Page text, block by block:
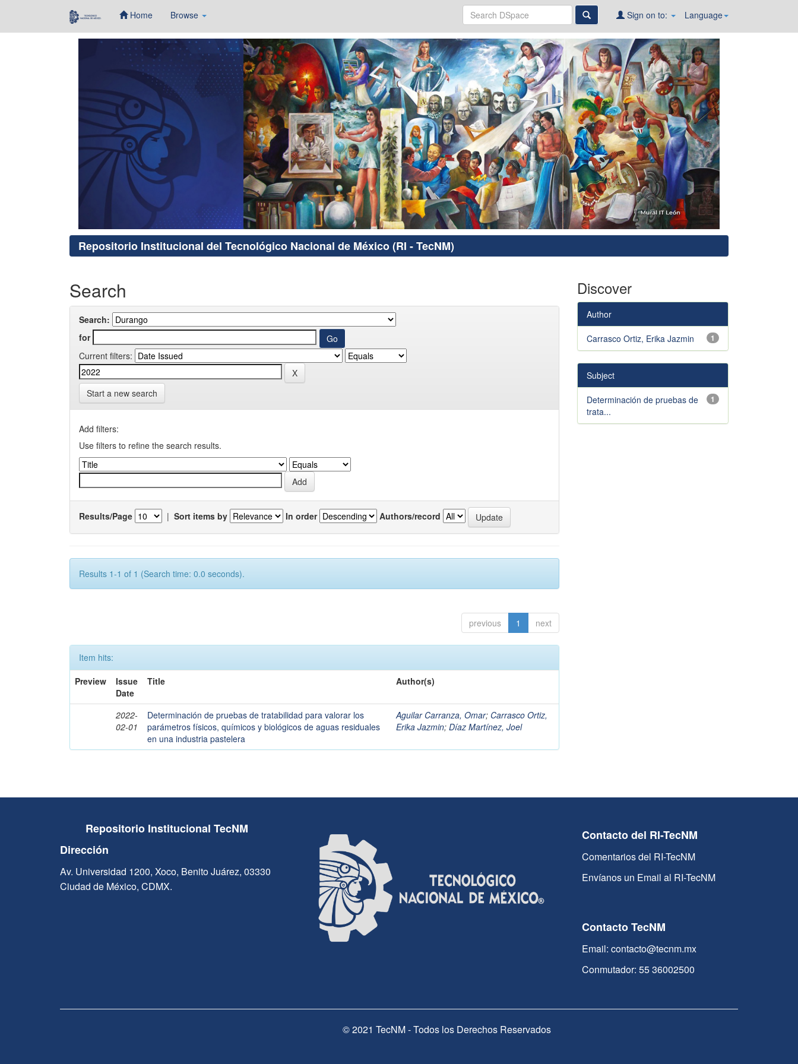
Home Browse Language
Sign on to:
Repositorio Institucional del Tecnológico Nacional de México (RI - TecNM)
Search
Search:
for
Current filters:
Start a new search
Add filters:
Use filters to refine the search results.
Results/Page | Sort items by In order Authors/record
Results 1-1 of 1 (Search time: 0.0 seconds).
previous 1 next
Item hits:
Preview
Issue
Date
Title Author(s)
2022-
02-01
Determinación de pruebas de tratabilidad para valorar los
parámetros físicos, químicos y biológicos de aguas residuales
en una industria pastelera
Aguilar Carranza, Omar; Carrasco Ortiz,
Erika Jazmin; Díaz Martínez, Joel
Discover
Author
1
Carrasco Ortiz, Erika Jazmin
Subject
1
Determinación de pruebas de
trata...
Repositorio Institucional TecNM
Dirección
Av. Universidad 1200, Xoco, Benito Juárez, 03330
Ciudad de México, CDMX.
Contacto del RI-TecNM
Comentarios del RI-TecNM
Envíanos un Email al RI-TecNM
Contacto TecNM
Email: contacto@tecnm.mx
Conmutador: 55 36002500
© 2021 TecNM - Todos los Derechos Reservados